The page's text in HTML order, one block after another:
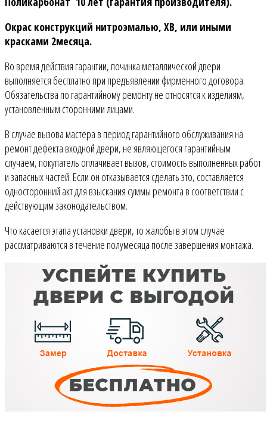
Окрас конструкций нитроэмалью, ХВ, или иными
красками 2месяца.
Во время действия гарантии, починка металлической двери
выполняется бесплатно при предъявлении фирменного договора.
Обязательства по гарантийному ремонту не относятся к изделиям,
установленным сторонними лицами.
В случае вызова мастера в период гарантийного обслуживания на
ремонт дефекта входной двери, не являющегося гарантийным
случаем, покупатель оплачивает вызов, стоимость выполненных работ
и запасных частей. Если он отказывается сделать это, составляется
односторонний акт для взыскания суммы ремонта в соответствии с
действующим законодательством.
Что касается этапа установки двери, то жалобы в этом случае
рассматриваются в течение полумесяца после завершения монтажа.